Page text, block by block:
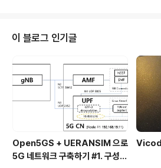
타일로 완전히 굳어버리지 않아 좋은데, 이를 왜 언급
면 (비록 좁고 적은 경험상이지만) 유독 일본 재즈 아
트들이 음반을 내면 낼수록 신선함이 떨어지고 (과
이 블로그 인기글
Open5GS + UERANSIM 으로
5G 네트워크 구축하기 #1. 구성